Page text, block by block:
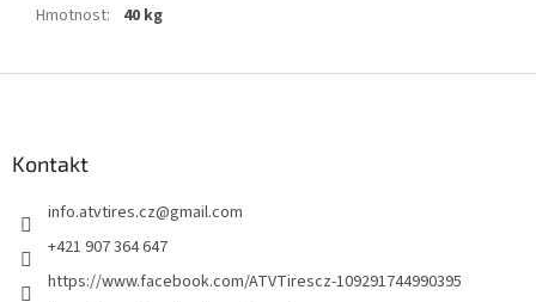
Hmotnost: 40 kg
Kontakt
info.atvtires.cz@gmail.com
+421 907 364 647
https://www.facebook.com/ATVTirescz-109291744990395